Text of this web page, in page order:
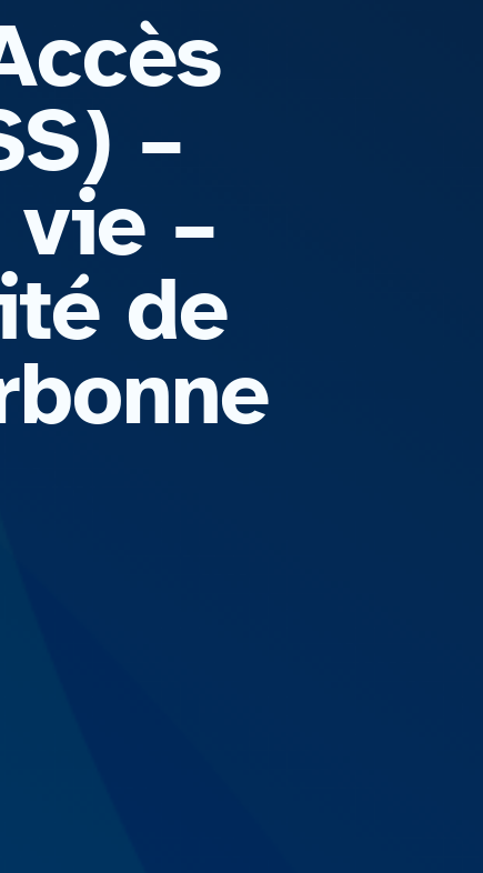
–
–
de